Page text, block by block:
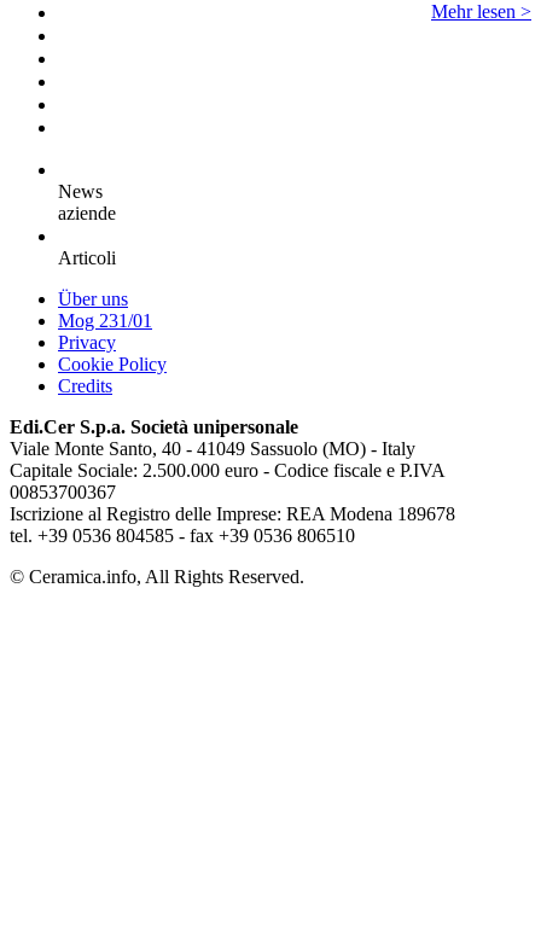
Mehr lesen >
News
aziende
Articoli
Über uns
Mog 231/01
Privacy
Cookie Policy
Credits
Edi.Cer S.p.a. Società unipersonale
Viale Monte Santo, 40 - 41049 Sassuolo (MO) - Italy
Capitale Sociale: 2.500.000 euro - Codice fiscale e P.IVA
00853700367
Iscrizione al Registro delle Imprese: REA Modena 189678
tel. +39 0536 804585 - fax +39 0536 806510
© Ceramica.info, All Rights Reserved.